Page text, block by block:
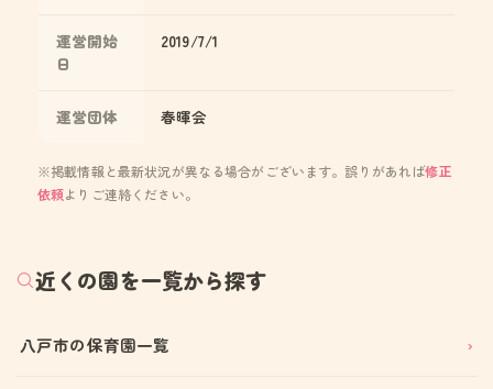
運営開始
日
2019/7/1
運営団体 春暉会
※掲載情報と最新状況が異なる場合がございます。誤りがあれば修正
依頼よりご連絡ください。
近くの園を一覧から探す
八戸市の保育園一覧